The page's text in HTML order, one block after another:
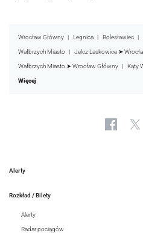
Wrocław Główny Legnica Bolesławiec
Wałbrzych Miasto Jelcz Laskowice ➤
Wałbrzych Miasto ➤ Wrocław Główny Kąty
Więcej
Alerty
Rozkład / Bilety
Alerty
Radar pociągów